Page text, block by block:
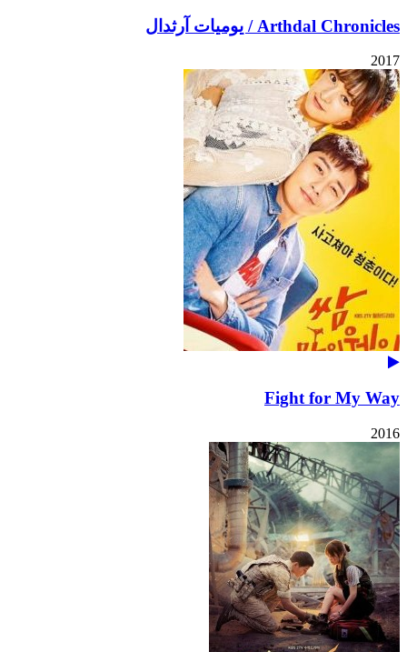
Arthdal Chronicles / يوميات آرثدال
2017
Fight for My Way
2016